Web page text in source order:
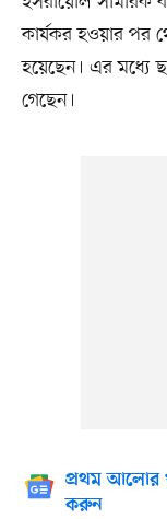
কার্যকর হওয়ার পর
হয়েছেন। এর মধ্যে
গেছেন।
প্রথম আলোর
করুন